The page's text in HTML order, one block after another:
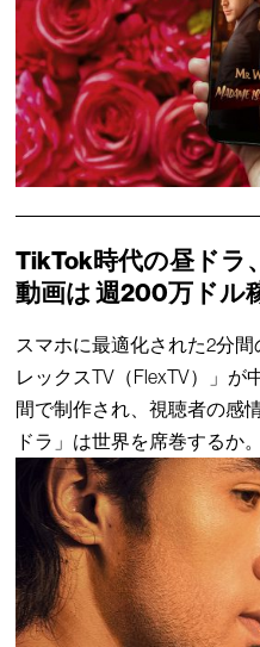
TikTok時代の昼ドラ
動画は 週200万ドル
スマホに最適化された2分
レックスTV（FlexTV）」が
間で制作され、視聴者の感
ドラ」は世界を席巻するか。